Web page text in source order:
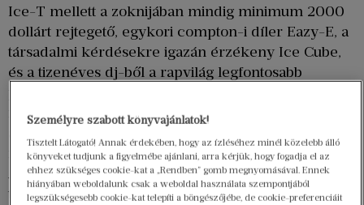
Ice-T mellett a zoknijában mindig minimum 2000
dollárt rejtegető, egykori compton-i díler Eazy-E, a
társadalmi kérdésekre igazán érzékeny Ice Cube,
és a tizenéves dj-ből a rapvilág legfontosabb
fókuszában, és persze az általuk létrehozott N.W.A.,
megjelent debütálásával újraírta a poptörténelmet.
Amerika, pontosabban az Egyesült Államok többségi
társadalma nem állt készen aStraight Outta Compton
Személyre szabott könyvajánlatok!
Tisztelt Látogató! Annak érdekében, hogy az ízléséhez minél közelebb álló
könyveket tudjunk a figyelmébe ajánlani, arra kérjük, hogy fogadja el az
ehhez szükséges cookie-kat a „Rendben” gomb megnyomásával. Ennek
hiányában weboldalunk csak a weboldal használata szempontjából
legszükségesebb cookie-kat telepíti a böngészőjébe, de cookie-preferenciáit